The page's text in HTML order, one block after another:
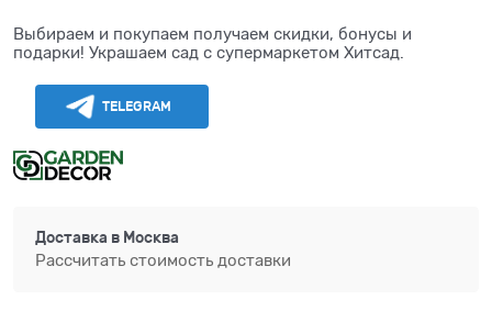
Выбираем и покупаем получаем скидки, бонусы и
подарки! Украшаем сад с супермаркетом Хитсад.
TELEGRAM
Доставка в Москва
Рассчитать стоимость доставки